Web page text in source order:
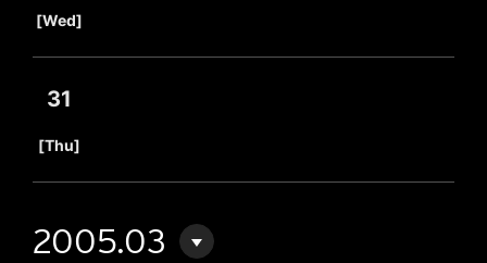
[Wed]
31
[Thu]
2005.03